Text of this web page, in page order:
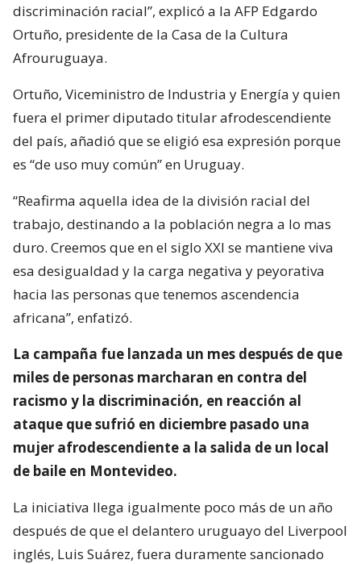
discriminación racial”, explicó a la AFP Edgardo
Ortuño, presidente de la Casa de la Cultura
Afrouruguaya.
Ortuño, Viceministro de Industria y Energía y quien
fuera el primer diputado titular afrodescendiente
del país, añadió que se eligió esa expresión porque
es “de uso muy común” en Uruguay.
“Reafirma aquella idea de la división racial del
trabajo, destinando a la población negra a lo mas
duro. Creemos que en el siglo XXI se mantiene viva
esa desigualdad y la carga negativa y peyorativa
hacia las personas que tenemos ascendencia
africana”, enfatizó.
La campaña fue lanzada un mes después de que
miles de personas marcharan en contra del
racismo y la discriminación, en reacción al
ataque que sufrió en diciembre pasado una
mujer afrodescendiente a la salida de un local
de baile en Montevideo.
La iniciativa llega igualmente poco más de un año
después de que el delantero uruguayo del Liverpool
inglés, Luis Suárez, fuera duramente sancionado